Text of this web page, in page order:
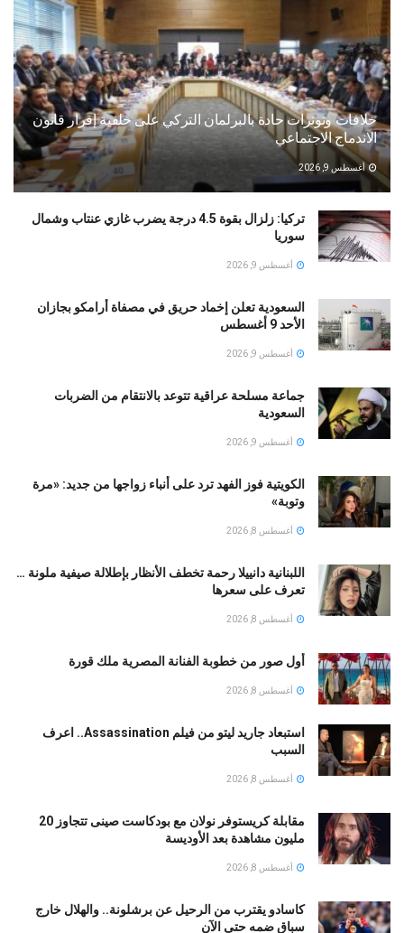
خلافات وتوترات حادة بالبرلمان التركي على خلفية إقرار قانون
الاندماج الاجتماعي
أغسطس 9, 2026
تركيا: زلزال بقوة 4.5 درجة يضرب غازي عنتاب وشمال
سوريا
أغسطس 9, 2026
السعودية تعلن إخماد حريق في مصفاة أرامكو بجازان
الأحد 9 أغسطس
أغسطس 9, 2026
جماعة مسلحة عراقية تتوعد بالانتقام من الضربات
السعودية
أغسطس 9, 2026
الكويتية فوز الفهد ترد على أنباء زواجها من جديد: «مرة
وتوبة» ‏
أغسطس 8, 2026
اللبنانية دانييلا رحمة تخطف الأنظار بإطلالة صيفية ملونة …
تعرف على سعرها
أغسطس 8, 2026
أول صور من خطوبة الفنانة المصرية ملك قورة
أغسطس 8, 2026
استبعاد جاريد ليتو من فيلم Assassination.. اعرف
السبب
أغسطس 8, 2026
مقابلة كريستوفر نولان مع بودكاست صينى تتجاوز 20
مليون مشاهدة بعد الأوديسة
أغسطس 8, 2026
كاسادو يقترب من الرحيل عن برشلونة.. والهلال خارج
سباق ضمه حتى الآن